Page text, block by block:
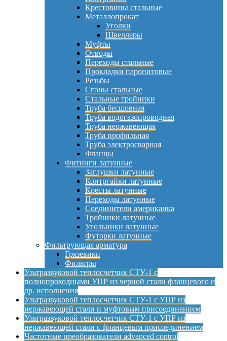
Крестовины стальные
Металлопрокат
Уголки
Швеллеры
Муфты
Отводы
Переходы стальные
Прокладки паронитовые
Резьбы
Сгоны стальные
Стальные тройники
Труба бесшовная
Труба водогазопроводная
Труба нержавеющая
Труба профильная
Труба электросварная
Фланцы
Фитинги латунные
Заглушки латунные
Контргайки латунные
Кресты латунные
Переходы латунные
Соединители американка
Тройники латунные
Угольники латунные
Футорки латунные
Фильтрующая арматура
Грязевики
Фильтры
Ультразвуковой теплосчетчик СТУ-1 с
полнопроходными УПР из черной стали фланцевого и
др. исполнения
Ультразвуковой теплосчетчик СТУ-1 с УПР из
нержавеющей стали и муфтовым присоединением
Ультразвуковой теплосчетчик СТУ-1 с УПР из
нержавеющей стали с фланцевым присоединением
Частотные преобразователи advanced control